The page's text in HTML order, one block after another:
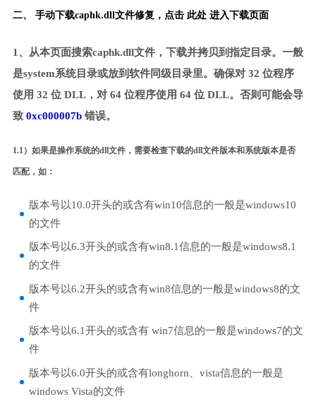
二、 手动下载caphk.dll文件修复， 点击 此处 进入下载页面
1、从本页面搜索caphk.dll文件，下载并拷贝到指定目录。一般
是system系统目录或放到软件同级目录里。确保对 32 位程序
使用 32 位 DLL，对 64 位程序使用 64 位 DLL。否则可能会导
致 0xc000007b错误。
1.1）如果是操作系统的dll文件，需要检查下载的dll文件版本和系统版本是否
匹配，如：
版本号以10.0开头的或含有win10信息的一般是windows10
的文件
版本号以6.3开头的或含有win8.1信息的一般是windows8.1
的文件
版本号以6.2开头的或含有win8信息的一般是windows8的文
件
版本号以6.1开头的或含有 win7信息的一般是windows7的文
件
版本号以6.0开头的或含有longhorn、vista信息的一般是
windows Vista的文件